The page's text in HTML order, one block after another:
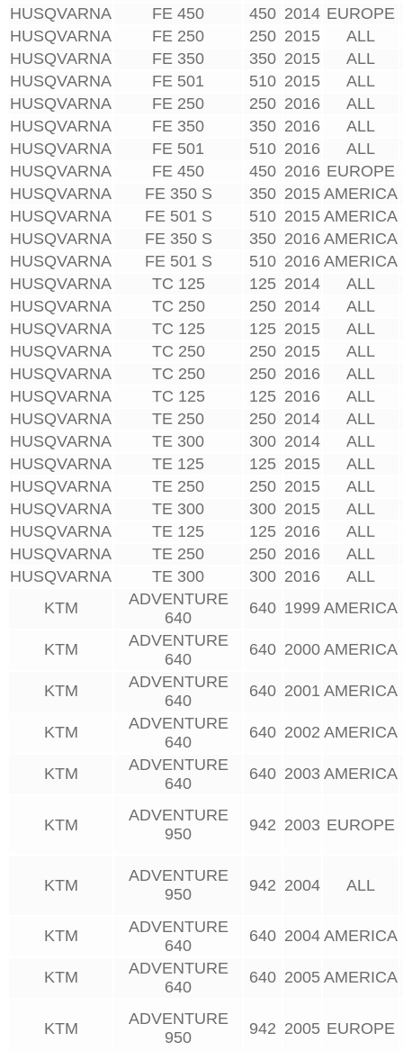
HUSQVARNA FE 450 450 2014 EUROPE
HUSQVARNA
FE 250 250 2015
ALL
HUSQVARNA
FE 350 350 2015
ALL
HUSQVARNA
FE 501 510 2015
ALL
HUSQVARNA
FE 250 250 2016
ALL
HUSQVARNA
FE 350 350 2016
ALL
HUSQVARNA
FE 501 510 2016
ALL
HUSQVARNA
FE 450 450 2016 EUROPE
HUSQVARNA
FE 350 S 350 2015 AMERICA
HUSQVARNA
FE 501 S 510 2015 AMERICA
HUSQVARNA
FE 350 S 350 2016 AMERICA
HUSQVARNA
FE 501 S 510 2016 AMERICA
HUSQVARNA
TC 125 125 2014
ALL
HUSQVARNA
TC 250 250 2014
ALL
HUSQVARNA
TC 125 125 2015
ALL
HUSQVARNA
TC 250 250 2015
ALL
HUSQVARNA
TC 250 250 2016
ALL
HUSQVARNA
TC 125 125 2016
ALL
HUSQVARNA
TE 250 250 2014
ALL
HUSQVARNA
TE 300 300 2014
ALL
HUSQVARNA
TE 125 125 2015
ALL
HUSQVARNA
TE 250 250 2015
ALL
HUSQVARNA
TE 300 300 2015
ALL
HUSQVARNA
TE 125 125 2016
ALL
HUSQVARNA
TE 250 250 2016
ALL
HUSQVARNA
TE 300 300 2016
ALL
KTM
ADVENTURE
640
640 1999 AMERICA
KTM
ADVENTURE
640
640 2000 AMERICA
KTM
ADVENTURE
640
640 2001 AMERICA
KTM
ADVENTURE
640
640 2002 AMERICA
KTM
ADVENTURE
640
640 2003 AMERICA
KTM
ADVENTURE
950
942 2003 EUROPE
KTM
ADVENTURE
950
942 2004 ALL
KTM
ADVENTURE
640
640 2004 AMERICA
KTM
ADVENTURE
640
640 2005 AMERICA
KTM
ADVENTURE
950
942 2005 EUROPE